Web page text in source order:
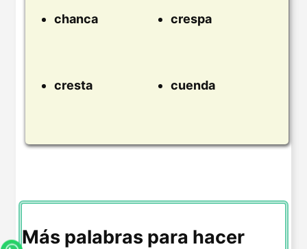
chanca crespa
cresta cuenda
Más palabras para hacer